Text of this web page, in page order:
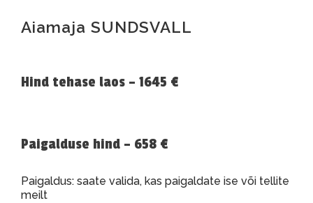
Aiamaja SUNDSVALL
Hind tehase laos – 1645 €
Paigalduse hind – 658 €
Paigaldus: saate valida, kas paigaldate ise või tellite
meilt